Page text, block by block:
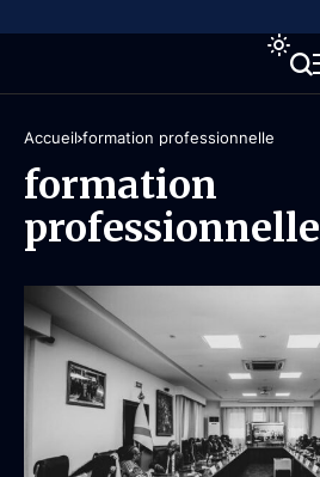
Accueil formation professionnelle
formation
professionnelle